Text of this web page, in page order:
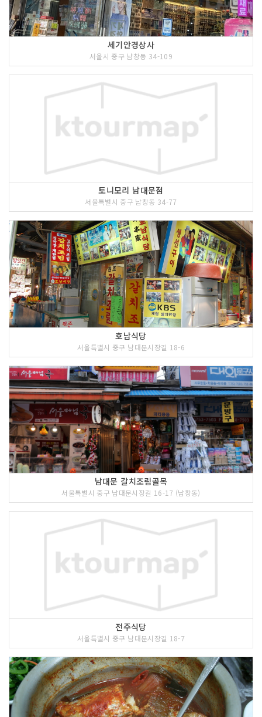
세기안경상사
서울시 중구 남창동 34-109
토니모리 남대문점
서울특별시 중구 남창동 34-77
호남식당
서울특별시 중구 남대문시장길 18-6
남대문 갈치조림골목
서울특별시 중구 남대문시장길 16-17 (남창동)
전주식당
서울특별시 중구 남대문시장길 18-7